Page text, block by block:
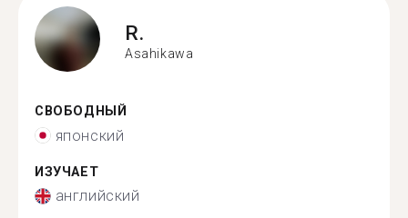
R.
Asahikawa
СВОБОДНЫЙ
японский
ИЗУЧАЕТ
английский